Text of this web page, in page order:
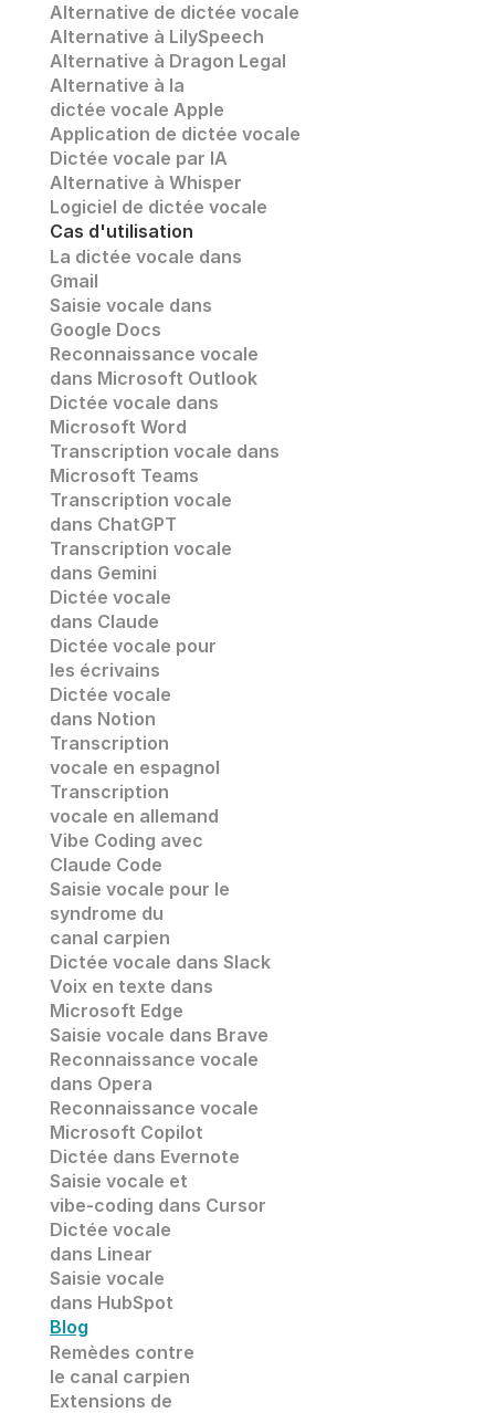
Alternative de dictée vocale
Alternative à LilySpeech
Alternative à Dragon Legal
Alternative à la
dictée vocale Apple
Application de dictée vocale
Dictée vocale par IA
Alternative à Whisper
Logiciel de dictée vocale
Cas d'utilisation
La dictée vocale dans
Gmail
Saisie vocale dans
Google Docs
Reconnaissance vocale
dans Microsoft Outlook
Dictée vocale dans
Microsoft Word
Transcription vocale dans
Microsoft Teams
Transcription vocale
dans ChatGPT
Transcription vocale
dans Gemini
Dictée vocale
dans Claude
Dictée vocale pour
les écrivains
Dictée vocale
dans Notion
Transcription
vocale en espagnol
Transcription
vocale en allemand
Vibe Coding avec
Claude Code
Saisie vocale pour le
syndrome du
canal carpien
Dictée vocale dans Slack
Voix en texte dans
Microsoft Edge
Saisie vocale dans Brave
Reconnaissance vocale
dans Opera
Reconnaissance vocale
Microsoft Copilot
Dictée dans Evernote
Saisie vocale et
vibe-coding dans Cursor
Dictée vocale
dans Linear
Saisie vocale
dans HubSpot
Blog
Remèdes contre
le canal carpien
Extensions de